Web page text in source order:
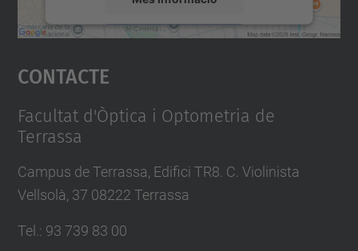
Accepta
powered by
Contacte
Facultat d'Òptica i Optometria de
Terrassa
Campus de Terrassa, Edifici TR8. C. Violinista
Vellsolà, 37 08222 Terrassa
Tel. : 93 739 83 00